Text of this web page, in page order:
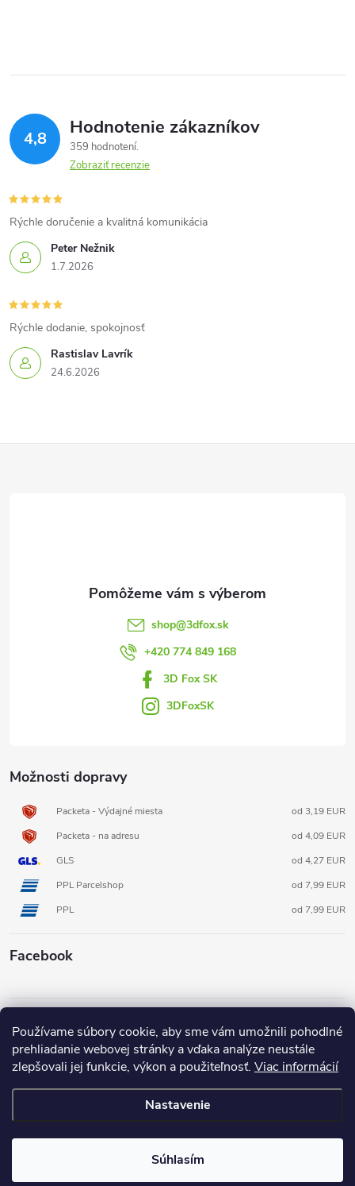
Používame súbory cookie, aby sme vám umožnili pohodlné
prehliadanie webovej stránky a vďaka analýze neustále
zlepšovali jej funkcie, výkon a použiteľnosť. Viac informácií
Nastavenie
Súhlasím
4,8 Hodnotenie zákazníkov
359 hodnotení
Zobraziť recenzie
Peter Nežnik
1.7.2026
Rýchle doručenie a kvalitná komunikácia
Rastislav Lavrík
24.6.2026
Rýchle dodanie, spokojnosť
Možnosti dopravy
Packeta - Výdajné miesta
od 3,19 EUR
Packeta - na adresu
od 4,09 EUR
GLS
od 4,27 EUR
PPL Parcelshop
od 7,99 EUR
PPL
od 7,99 EUR
Facebook
shop@3dfox.sk
+420 774 849 168
3D Fox SK
3DFoxSK
Copyright 20263D FOX shop SK. Všetky práva vyhradené.